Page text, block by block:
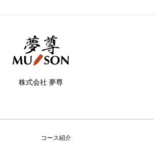
株式会社 夢尊
コース紹介